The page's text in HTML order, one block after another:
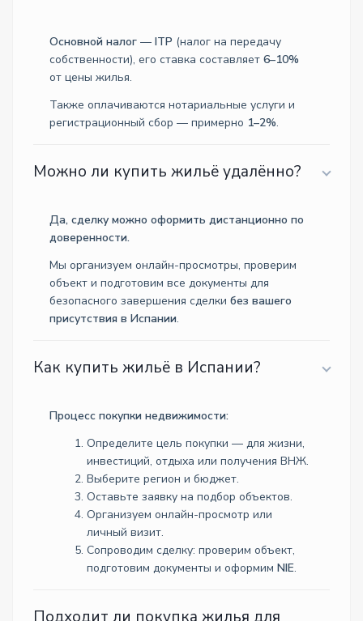
Основной налог —ITP (налог на передачу
собственности), его ставка составляет6–10%
от цены жилья.
Также оплачиваются нотариальные услуги и
регистрационный сбор — примерно 1–2%.
Можно ли купить жильё удалённо?
Да, сделку можно оформить дистанционно по
доверенности.
Мы организуем онлайн-просмотры, проверим
объект и подготовим все документы для
безопасного завершения сделкибез вашего
присутствия в Испании.
Как купить жильё в Испании?
Процесс покупки недвижимости:
Определите цель покупки — для жизни,
инвестиций, отдыха или получения ВНЖ.
Выберите регион и бюджет.
Оставьте заявку на подбор объектов.
Организуем онлайн-просмотр или
личный визит.
Сопроводим сделку: проверим объект,
подготовим документы и оформимNIE.
Подходит ли покупка жилья для